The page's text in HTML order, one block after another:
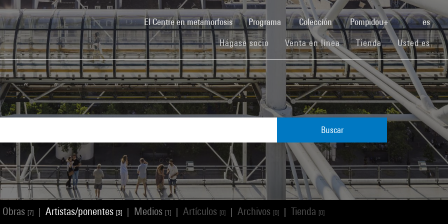
El Centre en metamorfosis(current)Programa Colección Pompidou+ es
Hágase socio (current)
Venta en línea(current)
Tienda(current)Usted es
Buscar
Obras [7] Artistas/ponentes [3] Medios [1] Artículos [0] Archivos [0] Tienda [0]